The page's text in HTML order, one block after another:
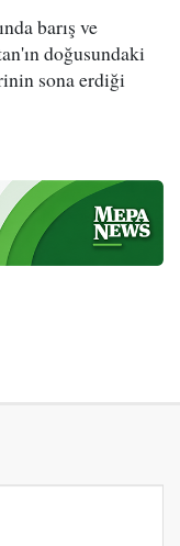
barış ve
doğusundaki
sona erdiği